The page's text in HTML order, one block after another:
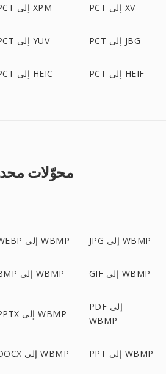
PCT إلى XPM PCT إلى XV
PCT إلى YUV PCT إلى JBG
PCT إلى HEIC PCT إلى HEIF
محوّلات
WEBP إلى WBMP JPG إلى WBMP
BMP إلى WBMP GIF إلى WBMP
PPTX إلى WBMP
PDF إلى
WBMP
DOCX إلى WBMP PPT إلى WBMP